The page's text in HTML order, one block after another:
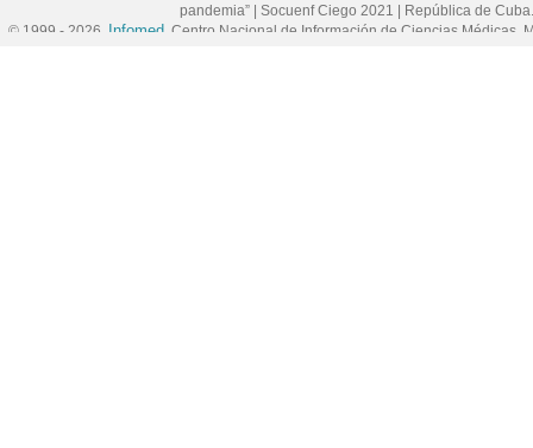
pandemia”
Socuenf Ciego 2021
República de Cuba.
© 1999 - 2026, Infomed , Centro Nacional de Información de Ciencias Médicas,